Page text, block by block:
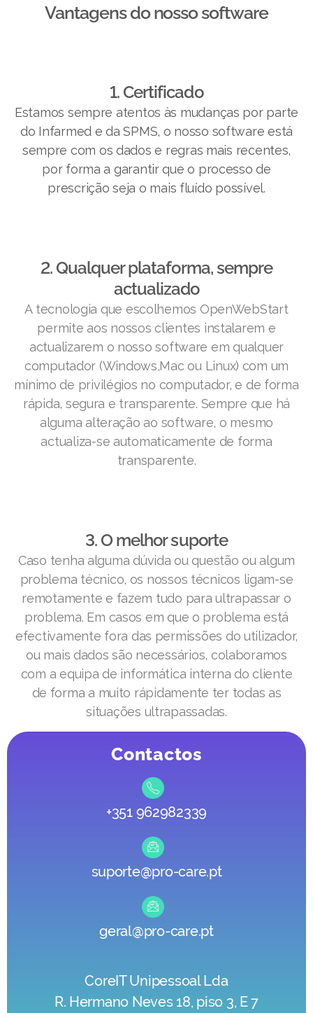
Vantagens do nosso software​
1. Certificado
Estamos sempre atentos às mudanças por parte
do Infarmed e da SPMS, o nosso software está
sempre com os dados e regras mais recentes,
por forma a garantir que o processo de
prescrição seja o mais fluído possível.
2. Qualquer plataforma, sempre
actualizado
A tecnologia que escolhemos OpenWebStart
permite aos nossos clientes instalarem e
actualizarem o nosso software em qualquer
computador (Windows,Mac ou Linux) com um
mínimo de privilégios no computador, e de forma
rápida, segura e transparente. Sempre que há
alguma alteração ao software, o mesmo
actualiza-se automaticamente de forma
transparente.
3. O melhor suporte
Caso tenha alguma dúvida ou questão ou algum
problema técnico, os nossos técnicos ligam-se
remotamente e fazem tudo para ultrapassar o
problema. Em casos em que o problema está
efectivamente fora das permissões do utilizador,
ou mais dados são necessários, colaboramos
com a equipa de informática interna do cliente
de forma a muito rápidamente ter todas as
situações ultrapassadas.
Contactos
+351 962982339
suporte@pro-care.pt
geral@pro-care.pt
CoreIT Unipessoal Lda
R. Hermano Neves 18, piso 3, E 7